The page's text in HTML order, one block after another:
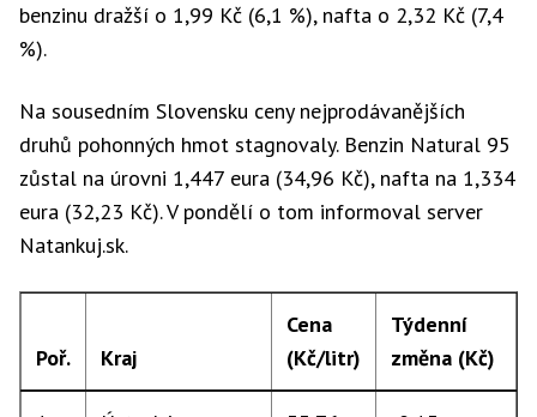
benzinu dražší o 1,99 Kč (6,1 %), nafta o 2,32 Kč (7,4
%).
Na sousedním Slovensku ceny nejprodávanějších
druhů pohonných hmot stagnovaly. Benzin Natural 95
zůstal na úrovni 1,447 eura (34,96 Kč), nafta na 1,334
eura (32,23 Kč). V pondělí o tom informoval server
Natankuj.sk.
Poř. Kraj
Cena
(Kč/litr)
Týdenní
změna (Kč)